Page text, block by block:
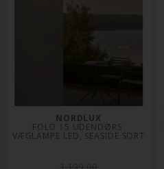
NORDLUX
FOLD 15 UDENDØRS
VÆGLAMPE LED, SEASIDE SORT